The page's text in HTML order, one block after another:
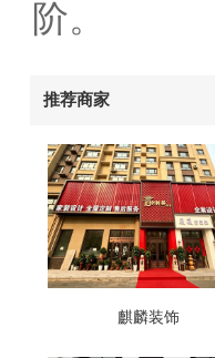
阶。
推荐商家
麒麟装饰